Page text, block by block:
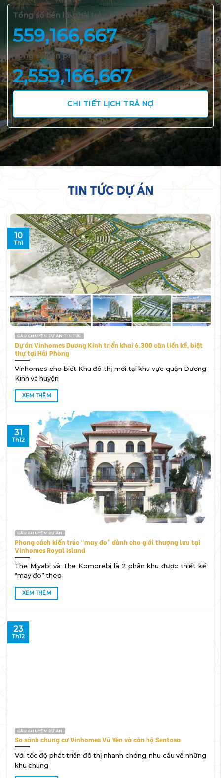
Tổng số tiền lãi phải trả
559,166,667
Tổng số tiền phải trả
2,559,166,667
CHI TIẾT LỊCH TRẢ NỢ
TIN TỨC DỰ ÁN
CÂU CHUYỆN DỰ ÁN TIN TỨC
Dự án Vinhomes Dương Kinh triển khai 6.300 căn liền kề, biệt
thự tại Hải Phòng
Vinhomes cho biết Khu đô thị mới tại khu vực quận Dương
Kinh và huyện
XEM THÊM
10
Th1
CÂU CHUYỆN DỰ ÁN
Phong cách kiến trúc “may đo” dành cho giới thượng lưu tại
Vinhomes Royal Island
The Miyabi và The Komorebi là 2 phân khu được thiết kế
“may đo” theo
XEM THÊM
31
Th12
CÂU CHUYỆN DỰ ÁN
So sánh chung cư Vinhomes Vũ Yên và căn hộ Sentosa
Với tốc độ phát triển đô thị nhanh chóng, nhu cầu về những
khu chung
23
Th12